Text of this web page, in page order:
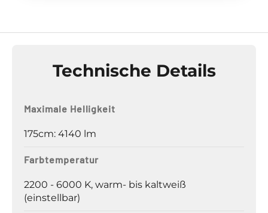
Technische Details
Maximale Helligkeit
175cm: 4140 lm
Farbtemperatur
2200 - 6000 K, warm- bis kaltweiß
(einstellbar)